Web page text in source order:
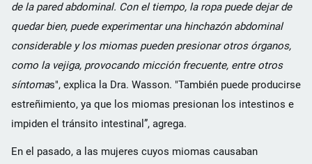
de la pared abdominal. Con el tiempo, la ropa puede dejar de
quedar bien, puede experimentar una hinchazón abdominal
considerable y los miomas pueden presionar otros órganos,
como la vejiga, provocando micción frecuente, entre otros
síntomas", explica la Dra. Wasson. "También puede producirse
estreñimiento, ya que los miomas presionan los intestinos e
impiden el tránsito intestinal”, agrega.
En el pasado, a las mujeres cuyos miomas causaban